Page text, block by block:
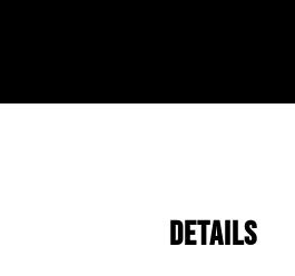
Details